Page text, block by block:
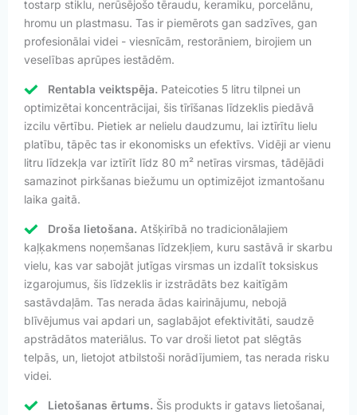
tostarp stiklu, nerūsējošo tēraudu, keramiku, porcelānu,
hromu un plastmasu. Tas ir piemērots gan sadzīves, gan
profesionālai videi - viesnīcām, restorāniem, birojiem un
veselības aprūpes iestādēm.
Rentabla veiktspēja. Pateicoties 5 litru tilpnei un
optimizētai koncentrācijai, šis tīrīšanas līdzeklis piedāvā
izcilu vērtību. Pietiek ar nelielu daudzumu, lai iztīrītu lielu
platību, tāpēc tas ir ekonomisks un efektīvs. Vidēji ar vienu
litru līdzekļa var iztīrīt līdz 80 m² netīras virsmas, tādējādi
samazinot pirkšanas biežumu un optimizējot izmantošanu
laika gaitā.
Droša lietošana. Atšķirībā no tradicionālajiem
kaļķakmens noņemšanas līdzekļiem, kuru sastāvā ir skarbu
vielu, kas var sabojāt jutīgas virsmas un izdalīt toksiskus
izgarojumus, šis līdzeklis ir izstrādāts bez kaitīgām
sastāvdaļām. Tas nerada ādas kairinājumu, nebojā
blīvējumus vai apdari un, saglabājot efektivitāti, saudzē
apstrādātos materiālus. To var droši lietot pat slēgtās
telpās, un, lietojot atbilstoši norādījumiem, tas nerada risku
videi.
Lietošanas ērtums. Šis produkts ir gatavs lietošanai,